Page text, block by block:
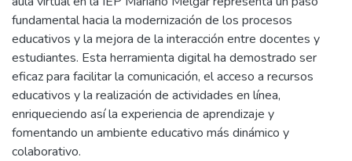
fundamental hacia la modernización de los procesos
educativos y la mejora de la interacción entre docentes y
estudiantes. Esta herramienta digital ha demostrado ser
eficaz para facilitar la comunicación, el acceso a recursos
educativos y la realización de actividades en línea,
enriqueciendo así la experiencia de aprendizaje y
fomentando un ambiente educativo más dinámico y
colaborativo.